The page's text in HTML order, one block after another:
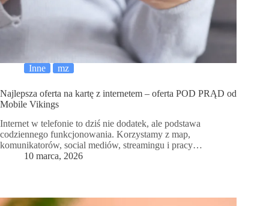
Inne mz
Najlepsza oferta na kartę z internetem – oferta POD PRĄD od
Mobile Vikings
Internet w telefonie to dziś nie dodatek, ale podstawa
codziennego funkcjonowania. Korzystamy z map,
komunikatorów, social mediów, streamingu i pracy…
10 marca, 2026